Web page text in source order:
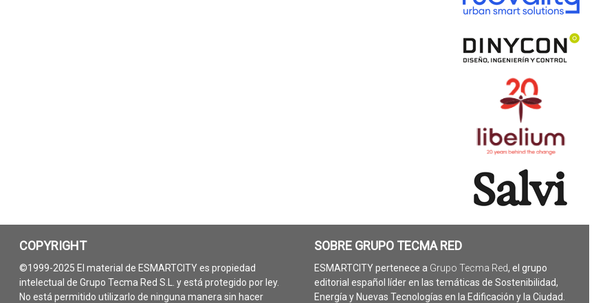
COPYRIGHT
©1999-2025 El material de ESMARTCITY es propiedad
intelectual de Grupo Tecma Red S.L. y está protegido por ley.
No está permitido utilizarlo de ninguna manera sin hacer
SOBRE GRUPO TECMA RED
ESMARTCITY pertenece a Grupo Tecma Red, el grupo
editorial español líder en las temáticas de Sostenibilidad,
Energía y Nuevas Tecnologías en la Edificación y la Ciudad.